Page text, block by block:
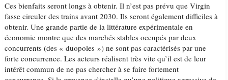
Ces bienfaits seront longs à obtenir. Il n’est pas prévu que Virgin
fasse circuler des trains avant 2030. Ils seront également difficiles à
obtenir. Une grande partie de la littérature expérimentale en
économie montre que des marchés stables occupés par deux
concurrents (des « duopoles ») ne sont pas caractérisés par une
forte concurrence. Les acteurs réalisent très vite qu’il est de leur
intérêt commun de ne pas chercher à se faire fortement